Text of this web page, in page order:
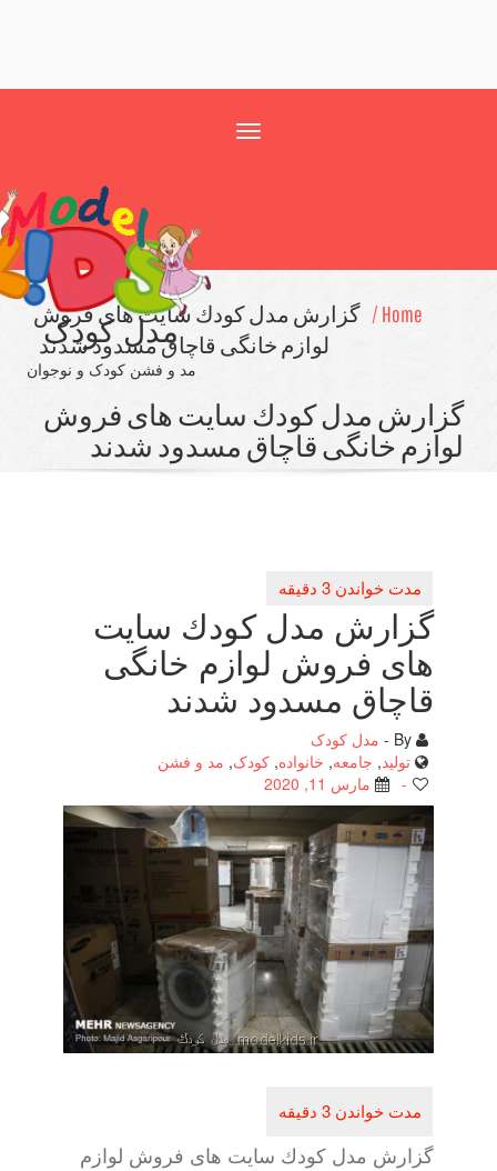
مدل کودک
مد و فشن کودک و نوجوان
گزارش مدل كودك سایت های فروش
لوازم خانگی قاچاق مسدود شدند
مدل كودك سایت های فروش
خانگی قاچاق مسدود شدند
گزارش مدل كودك سایت
های فروش لوازم خانگی
قاچاق مسدود شدند
مدل کودک
جامعه,خانواده, کودک,مد و فشن
مارس 11, 2020
گزارش مدل كودك سایت های فروش لوازم